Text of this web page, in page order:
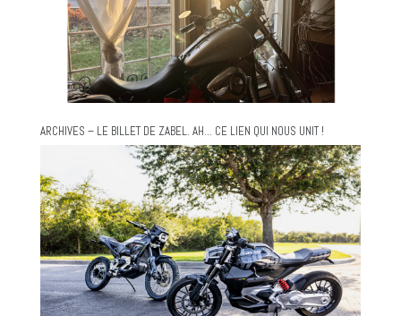
ARCHIVES – LE BILLET DE ZABEL. AH… CE LIEN QUI NOUS UNIT !